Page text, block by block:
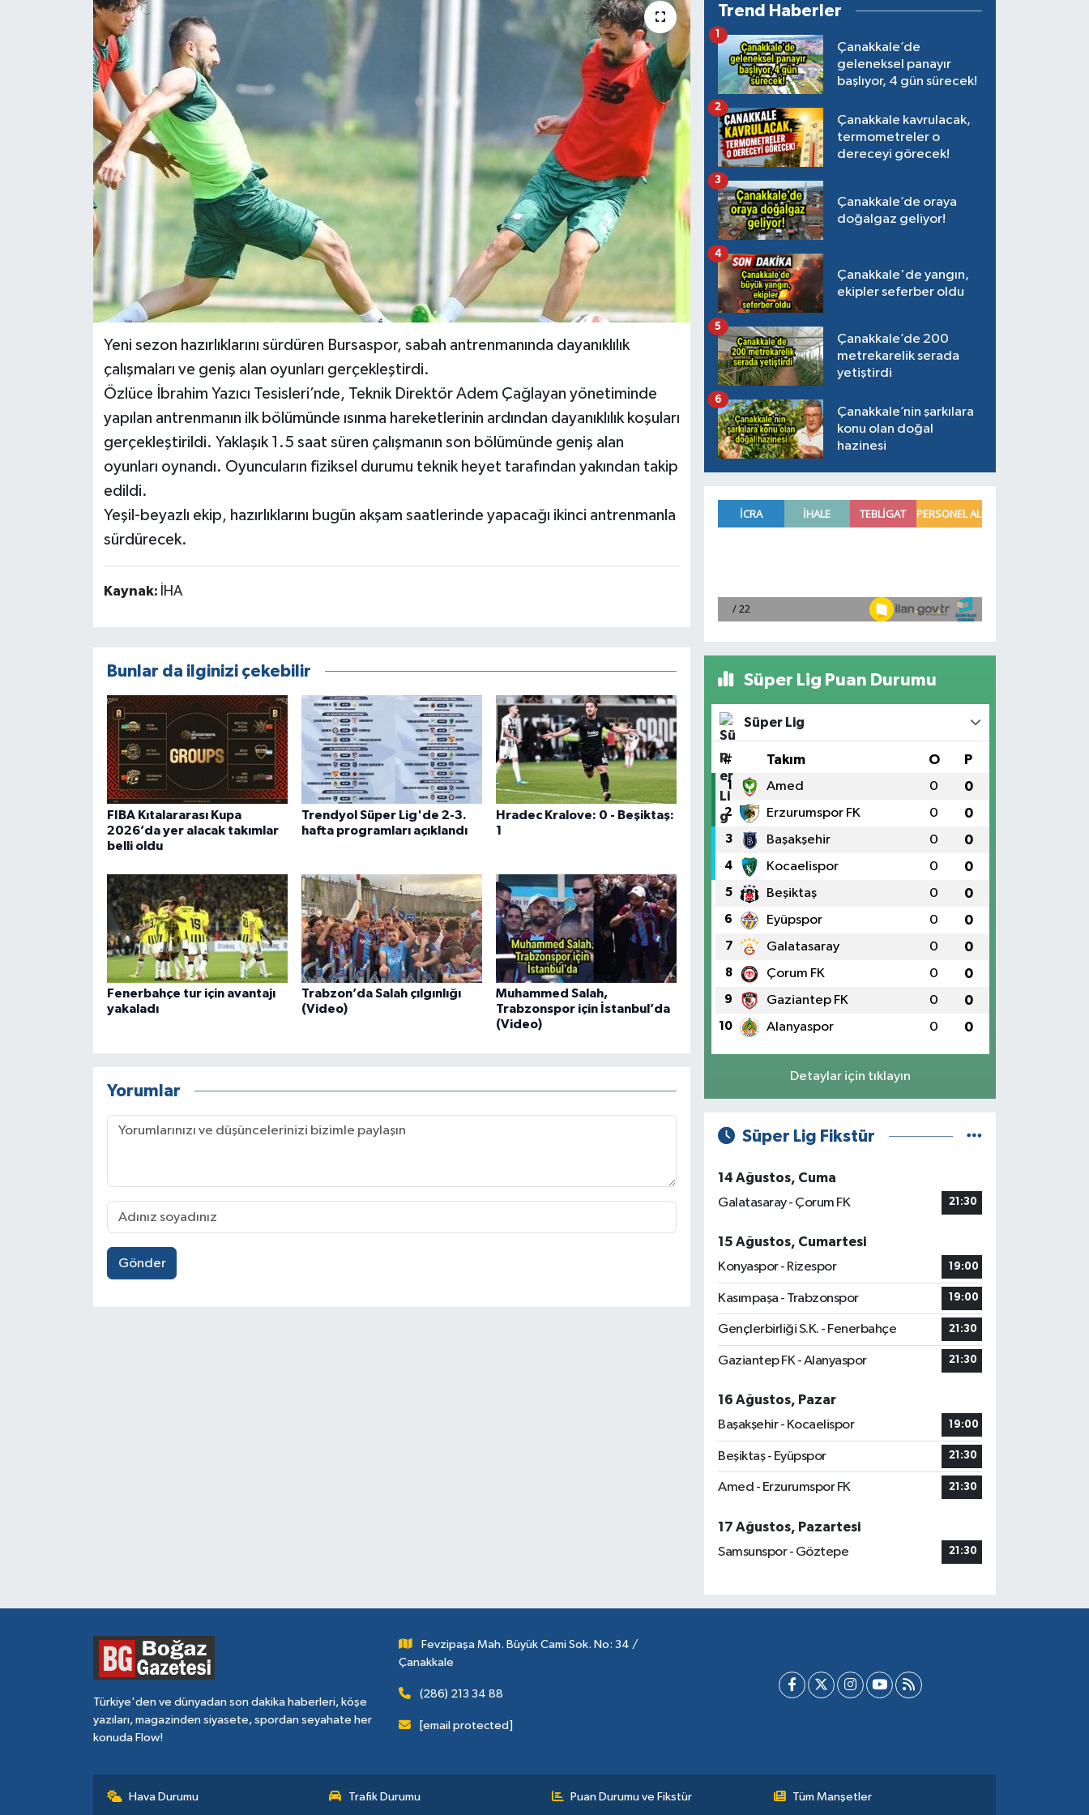
Yeni sezon hazırlıklarını sürdüren Bursaspor, sabah antrenmanında dayanıklılık
çalışmaları ve geniş alan oyunları gerçekleştirdi.
Özlüce İbrahim Yazıcı Tesisleri’nde, Teknik Direktör Adem Çağlayan yönetiminde
yapılan antrenmanın ilk bölümünde ısınma hareketlerinin ardından dayanıklılık koşuları
gerçekleştirildi. Yaklaşık 1.5 saat süren çalışmanın son bölümünde geniş alan
oyunları oynandı. Oyuncuların fiziksel durumu teknik heyet tarafından yakından takip
edildi.
Yeşil-beyazlı ekip, hazırlıklarını bugün akşam saatlerinde yapacağı ikinci antrenmanla
sürdürecek.
Kaynak: İHA
Bunlar da ilginizi çekebilir
FIBA Kıtalararası Kupa
2026’da yer alacak takımlar
belli oldu
Trendyol Süper Lig'de 2-3.
hafta programları açıklandı
Hradec Kralove: 0 - Beşiktaş:
1
Fenerbahçe tur için avantajı
yakaladı
Trabzon’da Salah çılgınlığı
(Video)
Muhammed Salah,
Trabzonspor için İstanbul’da
(Video)
Yorumlar
Gönder
Trend Haberler
Çanakkale’de
geleneksel panayır
başlıyor, 4 gün sürecek!
1
Çanakkale kavrulacak,
termometreler o
dereceyi görecek!
2
Çanakkale’de oraya
doğalgaz geliyor!
3
Çanakkale'de yangın,
ekipler seferber oldu
4
Çanakkale’de 200
metrekarelik serada
yetiştirdi
5
Çanakkale’nin şarkılara
konu olan doğal
hazinesi
6
Süper Lig Puan Durumu
Süper Lig
# Takım O P
1 Amed 0 0
2 Erzurumspor FK 0 0
3 Başakşehir 0 0
4 Kocaelispor 0 0
5 Beşiktaş 0 0
6 Eyüpspor 0 0
7 Galatasaray 0 0
8 Çorum FK 0 0
9 Gaziantep FK 0 0
10 Alanyaspor 0 0
Detaylar için tıklayın
Süper Lig Fikstür
14 Ağustos, Cuma
Galatasaray - Çorum FK
21:30
15 Ağustos, Cumartesi
Konyaspor - Rizespor
19:00
Kasımpaşa - Trabzonspor 19:00
Gençlerbirliği S.K. - Fenerbahçe 21:30
Gaziantep FK - Alanyaspor 21:30
16 Ağustos, Pazar
Başakşehir - Kocaelispor
19:00
Beşiktaş - Eyüpspor 21:30
Amed - Erzurumspor FK 21:30
17 Ağustos, Pazartesi
Samsunspor - Göztepe
21:30
Türkiye'den ve dünyadan son dakika haberleri, köşe
yazıları, magazinden siyasete, spordan seyahate her
konuda Flow!
Fevzipaşa Mah. Büyük Cami Sok. No: 34 /
Çanakkale
(286) 213 34 88
[email protected]
Hava Durumu Trafik Durumu Puan Durumu ve Fikstür Tüm Manşetler